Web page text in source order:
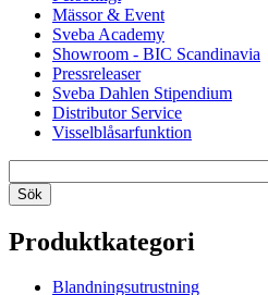
Mässor & Event
Sveba Academy
Showroom - BIC Scandinavia
Pressreleaser
Sveba Dahlen Stipendium
Distributor Service
Visselblåsarfunktion
Produktkategori
Blandningsutrustning